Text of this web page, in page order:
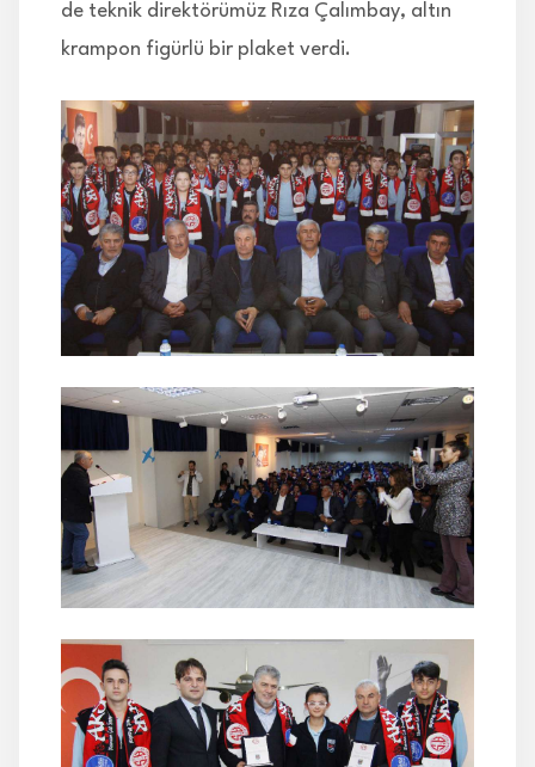
de teknik direktörümüz Rıza Çalımbay, altın
krampon figürlü bir plaket verdi.